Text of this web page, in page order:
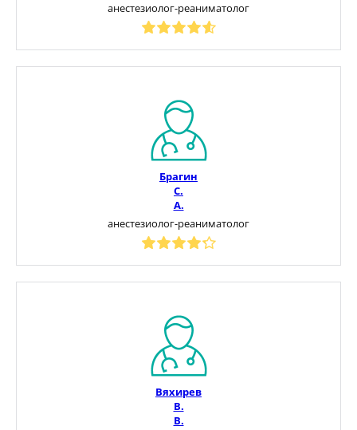
анестезиолог-реаниматолог
Брагин
С.
А.
анестезиолог-реаниматолог
Вяхирев
В.
В.